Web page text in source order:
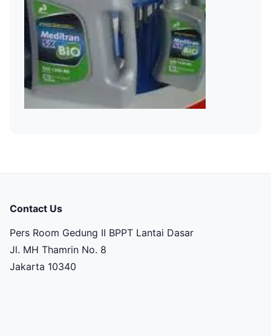
Contact Us
Pers Room Gedung II BPPT Lantai Dasar
Jl. MH Thamrin No. 8
Jakarta 10340